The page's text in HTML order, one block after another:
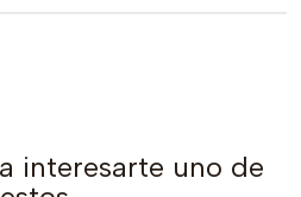
interesarte uno de